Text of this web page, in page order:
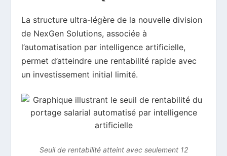
La structure ultra-légère de la nouvelle division
de NexGen Solutions, associée à
l’automatisation par intelligence artificielle,
permet d’atteindre une rentabilité rapide avec
un investissement initial limité.
Seuil de rentabilité atteint avec seulement 12